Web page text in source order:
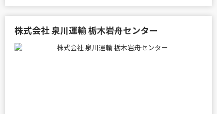
株式会社 泉川運輸 栃木岩舟センター